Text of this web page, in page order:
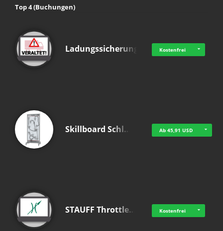
Top 4 (Buchungen)
Ladungssicherung Kostenfrei
Skillboard Schl… Ab 45,91 USD
STAUFF Throttle… Kostenfrei